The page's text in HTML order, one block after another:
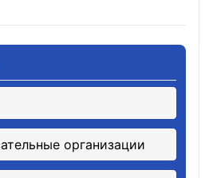
организации